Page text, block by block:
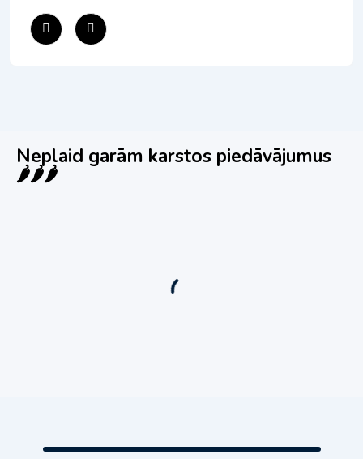
Neplaid garām karstos piedāvājumus
🌶️🌶️🌶️
80 Ha Daudzfunkcionāls Investīciju Īpašums-